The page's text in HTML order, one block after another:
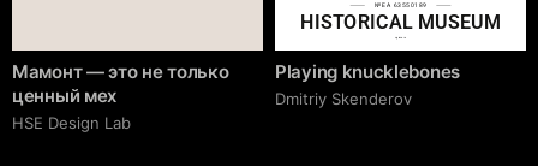
Мамонт — это не только
ценный мех
HSE Design Lab
№EA 63550189
HISTORICAL MUSEUM
Playing knucklebones
Dmitriy Skenderov